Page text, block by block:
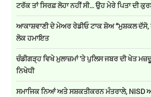
ਟਰੱਕ ਤਾਂ ਸਿਰਫ਼ ਲੋਹਾ ਨਹੀਂ ਸੀ… ਉਹ ਮੇਰੇ ਪਿਤਾ ਦੀ
ਆਕਾਸ਼ਵਾਣੀ ਦੇ ਮੇਅਰ ਰੇਡੀਓ ਟਾਕ ਸ਼ੋਅ “ਮੁਸ਼ਕਲ ਦੱਸੋ,
ਲੋਕ ਹਮਾਇਤ
ਚੰਡੀਗੜ੍ਹ ਵਿਖੇ ਮੁਲਾਜ਼ਮਾਂ 'ਤੇ ਪੁਲਿਸ ਜਬਰ ਦੀ ਖੇਤ
ਨਿਖੇਧੀ
ਸਮਾਜਿਕ ਨਿਆਂ ਅਤੇ ਸਸ਼ਕਤੀਕਰਨ ਮੰਤਰਾਲੇ, NISD